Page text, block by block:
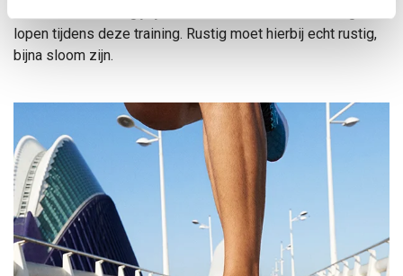
lopen tijdens deze training. Rustig moet hierbij echt rustig,
bijna sloom zijn.